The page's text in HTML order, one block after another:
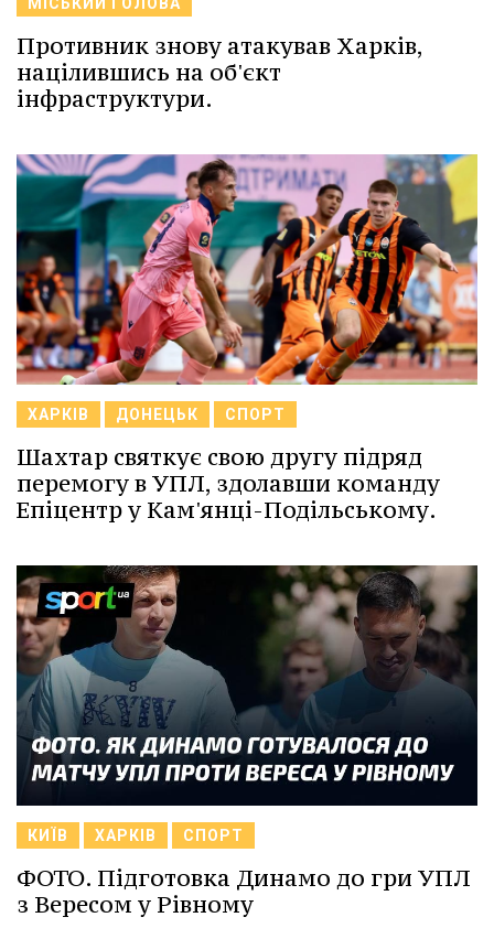
Противник знову атакував Харків,
націлившись на об'єкт
інфраструктури.
ХАРКІВ ДОНЕЦЬК СПОРТ
Шахтар святкує свою другу підряд
перемогу в УПЛ, здолавши команду
Епіцентр у Кам'янці-Подільському.
КИЇВ ХАРКІВ СПОРТ
ФОТО. Підготовка Динамо до гри УПЛ
з Вересом у Рівному